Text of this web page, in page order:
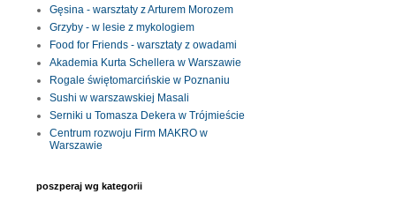
Gęsina - warsztaty z Arturem Morozem
Grzyby - w lesie z mykologiem
Food for Friends - warsztaty z owadami
Akademia Kurta Schellera w Warszawie
Rogale świętomarcińskie w Poznaniu
Sushi w warszawskiej Masali
Serniki u Tomasza Dekera w Trójmieście
Centrum rozwoju Firm MAKRO w
Warszawie
poszperaj wg kategorii